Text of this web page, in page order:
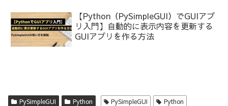
【Python（PySimpleGUI）でGUIアプ
リ入門】自動的に表示内容を更新する
GUIアプリを作る方法
PySimpleGUI Python PySimpleGUI Python